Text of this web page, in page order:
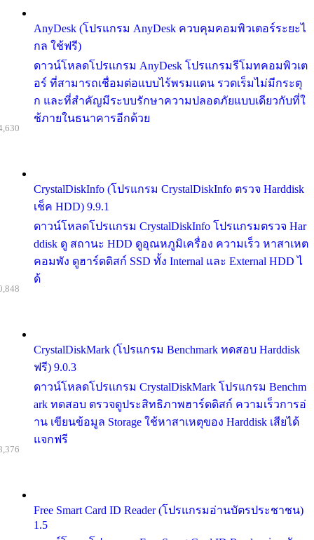
AnyDesk (โปรแกรม AnyDesk ควบคุมคอมพิวเตอร์ระยะไ
กล ใช้ฟรี)
ดาวน์โหลดโปรแกรม AnyDesk โปรแกรมรีโมทคอมพิวเต
อร์ ที่สามารถเชื่อมต่อแบบไร้พรมแดน รวดเร็มไม่มีกระตุ
ก และที่สำคัญมีระบบรักษาความปลอดภัยแบบเดียวกับที่ใ
ช้ภายในธนาคารอีกด้วย
CrystalDiskInfo (โปรแกรม CrystalDiskInfo ตรวจ Harddisk
เช็ค HDD) 9.9.1
ดาวน์โหลดโปรแกรม CrystalDiskInfo โปรแกรมตรวจ Har
ddisk ดู สถานะ HDD ดูอุณหภูมิเครื่อง ความเร็ว หาสาเหต
คอมพัง ดูฮาร์ดดิสก์ SSD ทั้ง Internal และ External HDD ไ
ด้
CrystalDiskMark (โปรแกรม Benchmark ทดสอบ Harddisk
ฟรี) 9.0.3
ดาวน์โหลดโปรแกรม CrystalDiskMark โปรแกรม Benchm
ark ทดสอบ ตรวจดูประสิทธิภาพฮาร์ดดิสก์ ความเร็วการอ่
าน เขียนข้อมูล Storage ใช้หาสาเหตุของ Harddisk เสียได้
แจกฟรี
Free Smart Card ID Reader (โปรแกรมอ่านบัตรประชาชน)
1.5